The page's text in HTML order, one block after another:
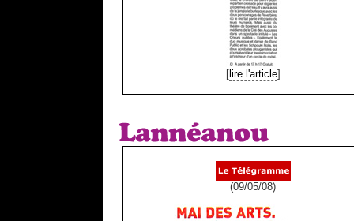
[lire l'article]
(09/05/08)